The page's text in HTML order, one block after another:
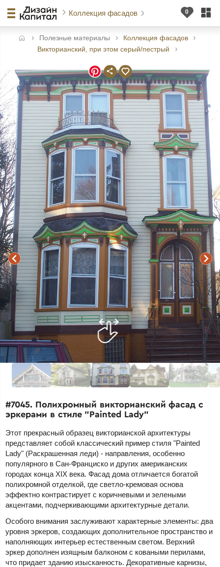
Коллекция фасадов
Полезные материалы
Коллекция фасадов
Викторианский, при этом серый/пестрый
#7045. Полихромный викторианский фасад с
эркерами в стиле "Painted Lady"
Этот прекрасный образец викторианской архитектуры
представляет собой классический пример стиля "Painted
Lady" (Раскрашенная леди) - направления, особенно
популярного в Сан-Франциско и других американских
городах конца XIX века. Фасад дома отличается богатой
полихромной отделкой, где светло-кремовая основа
эффектно контрастирует с коричневыми и зелеными
акцентами, подчеркивающими архитектурные детали.
Особого внимания заслуживают характерные элементы: два
уровня эркеров, создающих дополнительное пространство и
наполняющих интерьер естественным светом. Верхний
эркер дополнен изящным балконом с коваными перилами,
что придает зданию изысканность. Декоративные карнизы,